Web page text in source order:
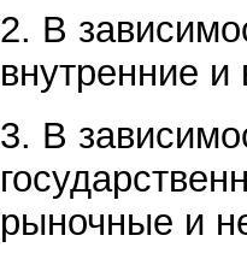
2. В
внутренние
3. В
рыночные и